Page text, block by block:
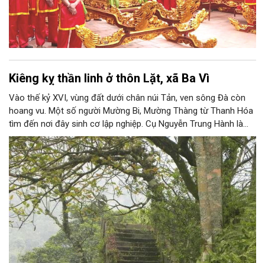
Kiêng kỵ thần linh ở thôn Lặt, xã Ba Vì
Vào thế kỷ XVI, vùng đất dưới chân núi Tản, ven sông Đà còn
hoang vu. Một số người Mường Bi, Mường Thàng từ Thanh Hóa
tìm đến nơi đây sinh cơ lập nghiệp. Cụ Nguyễn Trung Hành là
người đầu tiên đến khai phá vùng đất mới. Ban đầu, người dân
chặt tre nứa trong rừng, rồi chẻ lạt và chở bằng thuyền đi bán
khắp nơi.